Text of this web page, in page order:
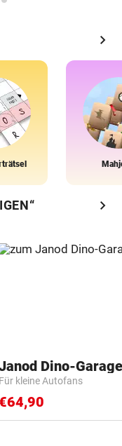
chevron_right
chevron_right
Dino-Garage
Für kleine Autofans